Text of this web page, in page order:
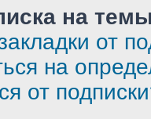
на
от
на
от